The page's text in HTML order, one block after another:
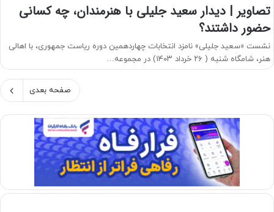
تصاویر | دیدار سعید جلیلی با هنرمندان، چه کسانی
حضور داشتند؟
نشست «سعید جلیلی» نامزد انتخابات چهاردهمین دوره ریاست جمهوری، با اهالی
هنر، شامگاه شنبه ( ۲۶ خرداد ۱۴۰۳) در مجموعه…
صفحه بعدی